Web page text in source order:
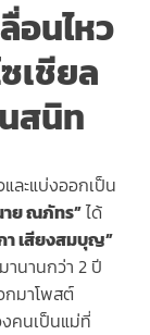
อนไหว
เชียล
สนิท
ละแบ่งออกเป็น
าย ณภัทร”ได้
เสียงสมบุญ”
านานกว่า 2 ปี
กมาโพสต์
คนเป็นแม่ที่